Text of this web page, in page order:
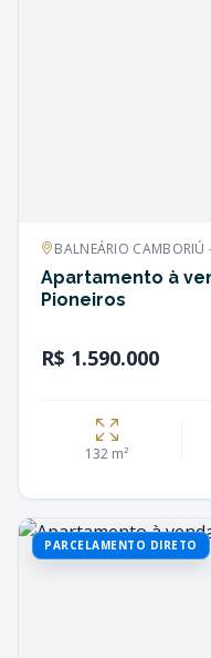
BALNEÁRIO CAMBORIÚ
Apartamento à
Pioneiros
R$ 1.590.000
132 m²
PARCELAMENTO DIRETO